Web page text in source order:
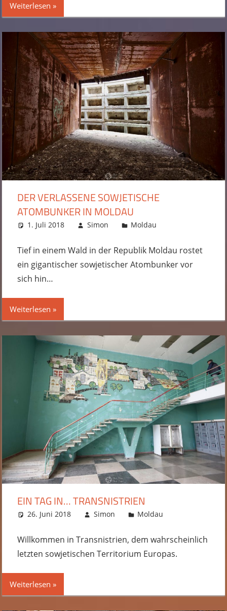
Weiterlesen
DER VERLASSENE SOWJETISCHE
ATOMBUNKER IN MOLDAU
1. Juli 2018 Simon
Moldau
hinterlassen
Tief in einem Wald in der Republik Moldau rostet
ein gigantischer sowjetischer Atombunker vor
sich hin…
Weiterlesen
EIN TAG IN… TRANSNISTRIEN
26. Juni 2018 Simon
Moldau
Willkommen in Transnistrien, dem wahrscheinlich
letzten sowjetischen Territorium Europas.
Weiterlesen